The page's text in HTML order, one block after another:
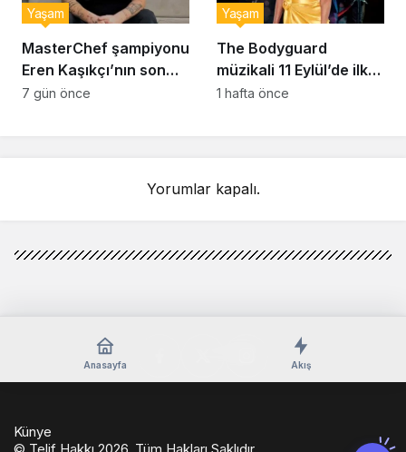
MasterChef şampiyonu
Eren Kaşıkçı’nın son
anlarındaki kahreden
Yaşam
7 gün önce
The Bodyguard
müzikali 11 Eylül’de ilk
kez Türkiye’de
Yaşam
1 hafta önce
Yorumlar kapalı.
Anasayfa Akış
Künye